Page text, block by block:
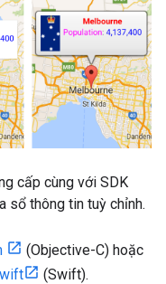
cấp cùng với SDK
sổ thông tin tuỳ chỉnh.
(Objective-C) hoặc
(Swift).